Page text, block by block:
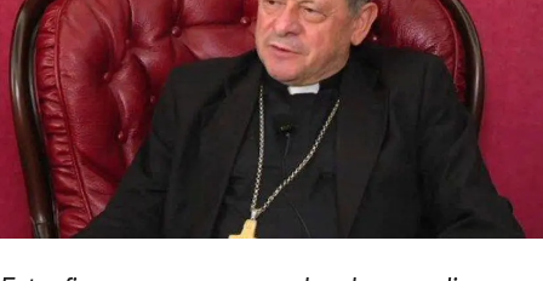
CULTURA
ECONOMIA E LAVORO
EVENTI
SPORT
Streaming